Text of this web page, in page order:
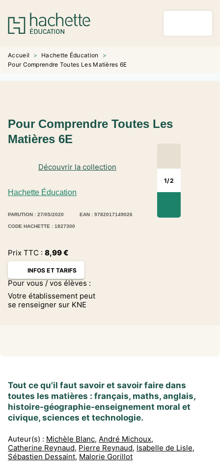
MENU RECHERCHE
PIED DE PAGE
Accueil > Hachette Éducation
>
Pour Comprendre Toutes Les Matières 6E
1/2
Hachette Éducation
Découvrir la collection
Pour Comprendre Toutes Les
Matières 6E
PARUTION : 27/05/2020 EAN : 9782017149026
CODE HACHETTE : 1827300
Prix TTC : 8,99€
INFOS ET TARIFS
Pour vous / vos élèves :
Votre établissement peut
se renseigner sur KNE
Tout ce qu'il faut savoir et savoir faire dans
toutes les matières : français, maths, anglais,
histoire-géographie-enseignement moral et
civique, sciences et technologie.
Auteur(s) : Michèle Blanc, André Michoux,
Catherine Reynaud, Pierre Reynaud, Isabelle de Lisle,
Sébastien Dessaint, Malorie Gorillot